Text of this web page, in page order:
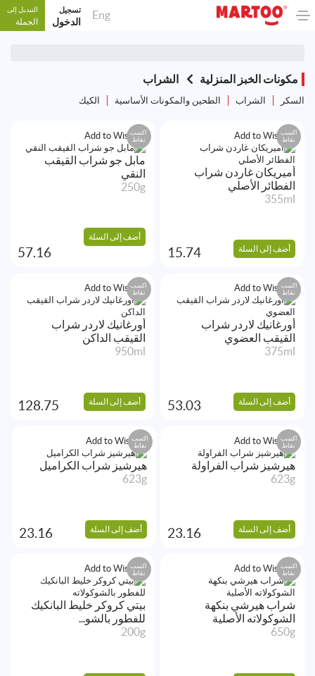
Eng تسجيل
الدخول
التبديل إلى
الجملة
مكونات الخبز المنزلية الشراب
السكر الشراب الطحين والمكونات الأساسية الكيك
Add to Wishlist
اكسب
نقاط
أميريكان غاردن شراب
الفطائر الأصلي
355ml
أضف إلى السلة 15.74
Add to Wishlist
اكسب
نقاط
مابل جو شراب القيقب
النقي
250g
أضف إلى السلة
57.16
Add to Wishlist
اكسب
نقاط
أورغانيك لاردر شراب
القيقب العضوي
375ml
أضف إلى السلة 53.03
Add to Wishlist
اكسب
نقاط
أورغانيك لاردر شراب
القيقب الداكن
950ml
أضف إلى السلة 128.75
Add to Wishlist
اكسب
نقاط
هيرشيز شراب الفراولة
623g
أضف إلى السلة 23.16
Add to Wishlist
اكسب
نقاط
هيرشيز شراب الكراميل
623g
أضف إلى السلة 23.16
Add to Wishlist
اكسب
نقاط
شراب هيرشي بنكهة
الشوكولاته الأصلية
650g
Add to Wishlist
اكسب
نقاط
بيتي كروكر خليط البانكيك
للفطور بالشو...
200g